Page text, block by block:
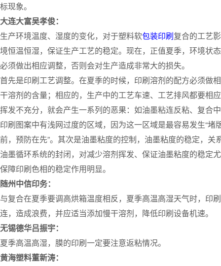
标现象。
大连大富吴孝俊：
生产环境温度、湿度的变化，对于塑料软包装印刷复合的工艺
境恒温恒湿，保证生产工艺的稳定。现在，正值夏季，环境状
必须做出相应调整，否则会对生产造成非常大的损失。
首先是印刷工艺调整。在夏季的时候，印刷溶剂的配方必须做
干溶剂的含量；相应的，生产中的工艺车速、工艺排风都要相
挥发不充分，就会产生一系列的恶果：如油墨粘连反粘、复合
印刷图案中有浅网过度的区域，因为这一区域是最容易发生“
前，预防在先”。其次是油墨粘度的控制，油墨粘度的稳定，
油墨循环系统的封闭，对减少溶剂挥发、保证油墨粘度的稳定
保障印刷色相的稳定作用明显。
随州中信印务：
与复合在夏季要调高烘箱温度相反，夏季高温高湿天气时，印
连，造成浪费，并应适当添加慢干溶剂，降低印刷设备机速。
无锡德华吕振宇：
夏季高温高湿，膜的印刷一定要注意返粘情况。
黄海塑料董新涛：